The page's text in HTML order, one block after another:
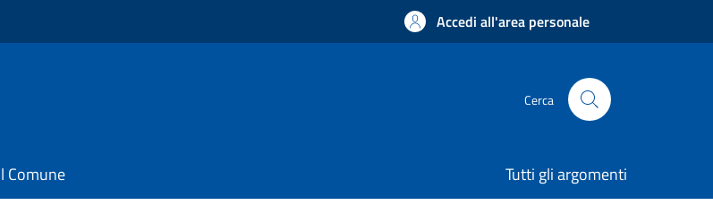
Accedi all'area personale
Cerca
Comune Tutti gli argomenti